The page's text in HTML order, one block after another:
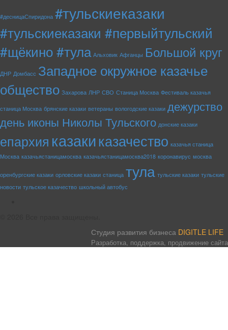
#десницаСпиридона #тульскиеказаки
#тульскиеказаки #первыйтульский
#щёкино #тула Альховик Афганцы Большой круг
ДНР Домбасс Западное окружное казачье
общество Захарова ЛНР СВО Станица Москва Фестиваль казачья
станица Москва брянские казаки ветераны вологодские казаки дежурство
день иконы Николы Тульского донские казаки
епархия казакиказачество казачья станица
Москва казачьястаницамосква казачьястаницамосква2018 коронавирус москва
оренбургские казаки орловские казаки станица тула тульские казаки тульские
новости тульское казачество школьный автобус
Студия развития бизнеса DIGITLE LIFE
Разработка, поддержка, продвижение сайта